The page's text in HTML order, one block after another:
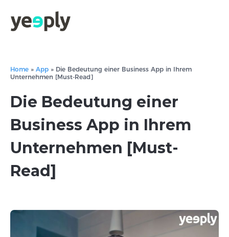
Home » App » Die Bedeutung einer Business App in Ihrem
Unternehmen [Must-Read]
Die Bedeutung einer
Business App in Ihrem
Unternehmen [Must-
Read]